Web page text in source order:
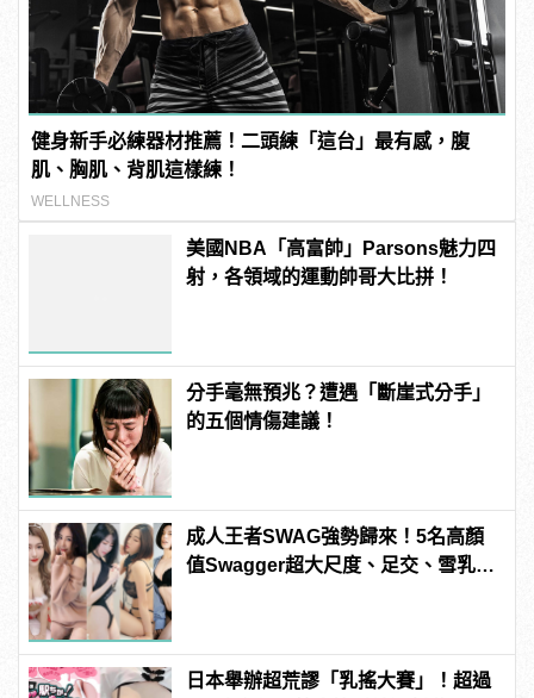
健身新手必練器材推薦！二頭練「這台」最有感，腹
肌、胸肌、背肌這樣練！
WELLNESS
美國NBA「高富帥」Parsons魅力四
射，各領域的運動帥哥大比拼！
分手毫無預兆？遭遇「斷崖式分手」
的五個情傷建議！
成人王者SWAG強勢歸來！5名高顏
值Swagger超大尺度、足交、雪乳、
日本舉辦超荒謬「乳搖大賽」！超過